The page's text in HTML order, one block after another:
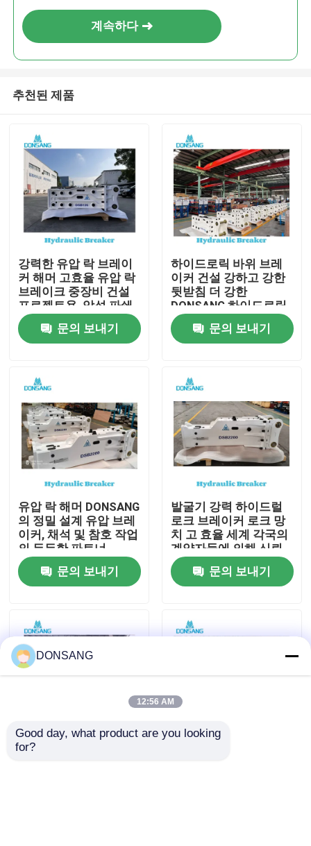
집
제품
VR 쇼
우리에 대하여
공장 여행
품질 관리
인용문을 요구하세요
계속하다
추천된 제품
강력한 유압 락 브레이
커 해머 고효율 유압 락
브레이크 중장비 건설
프로젝트용, 암석 파쇄
부터 재활용까지
DONSANG 다용도 유압
브레이커, OEM 보증 포
문의 보내기
하이드로릭 바위 브레
이커 건설 강하고 강한
뒷받침 더 강한
DONSANG 하이드로릭
브레이커 24/7 전문가
지원하이드로릭 바위
망치 부착 건설 기계 제
문의 보내기
유압 락 해머 DONSANG
의 정밀 설계 유압 브레
이커, 채석 및 참호 작업
의 든든한 파트너
문의 보내기
발굴기 강력 하이드럴
로크 브레이커 로크 망
치 고 효율 세계 각국의
계약자들에 의해 신뢰
DONSANG 하이드럴 브
레이커 문의 보내기
품질이 최우선인 유압
DONSANG
12:56 AM
Good day, what product are you looking
for?